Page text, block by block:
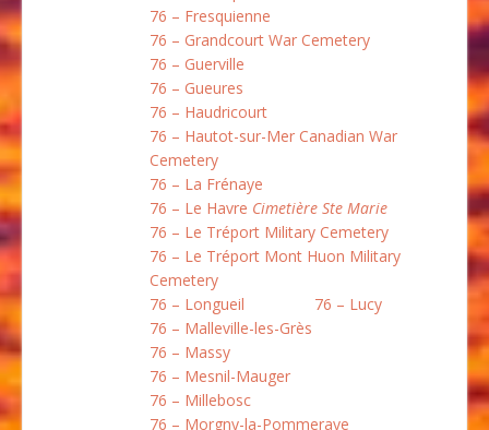
76 – Fresquienne
76 – Grandcourt War Cemetery
76 – Guerville
76 – Gueures
76 – Haudricourt
76 – Hautot-sur-Mer Canadian War
Cemetery
76 – La Frénaye
76 – Le Havre Cimetière Ste Marie
76 – Le Tréport Military Cemetery
76 – Le Tréport Mont Huon Military
Cemetery
76 – Longueil
76 – Lucy
76 – Malleville-les-Grès
76 – Massy
76 – Mesnil-Mauger
76 – Millebosc
76 – Morgny-la-Pommeraye